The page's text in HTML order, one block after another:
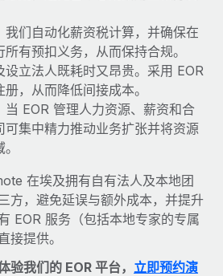
我们自动化薪资税计算，并确保在
有预扣义务，从而保持合规。
设立法人既耗时又昂贵。采用 EOR
，从而降低间接成本。
当 EOR 管理人力资源、薪资和合
可集中精力推动业务扩张并将资源
在埃及拥有自有法人及本地团
方，避免延误与额外成本，并提升
EOR 服务（包括本地专家的专属
接提供。
我们的 EOR 平台， 立即预约演